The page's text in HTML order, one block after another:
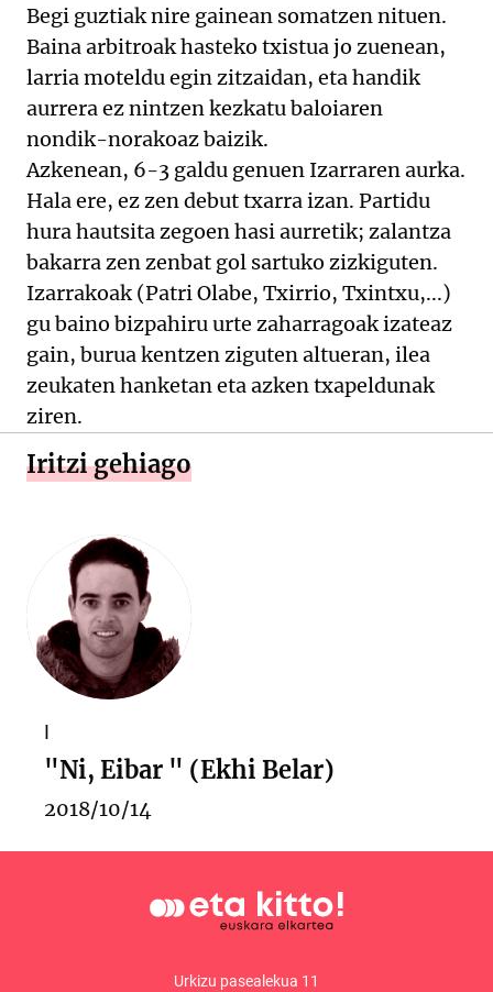
Begi guztiak nire gainean somatzen nituen.
Baina arbitroak hasteko txistua jo zuenean,
larria moteldu egin zitzaidan, eta handik
aurrera ez nintzen kezkatu baloiaren
nondik-norakoaz baizik.
Azkenean, 6-3 galdu genuen Izarraren aurka.
Hala ere, ez zen debut txarra izan. Partidu
hura hautsita zegoen hasi aurretik; zalantza
bakarra zen zenbat gol sartuko zizkiguten.
Izarrakoak (Patri Olabe, Txirrio, Txintxu,...)
gu baino bizpahiru urte zaharragoak izateaz
gain, burua kentzen ziguten altueran, ilea
zeukaten hanketan eta azken txapeldunak
ziren.
Iritzi gehiago
I
"Ni, Eibar " (Ekhi Belar)
2018/10/14
Urkizu pasealekua 11